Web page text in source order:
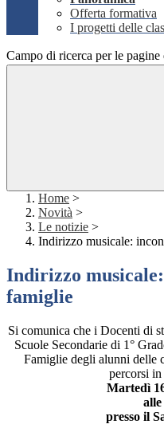
Offerta formativa
I progetti delle
Campo di ricerca per le pagine
Home >
Novità >
Le notizie >
Indirizzo musicale:
Indirizzo
famiglie
Si comunica che i Docenti di
Scuole Secondarie di 1°
Famiglie degli alunni delle
percorsi
Martedì
alle
presso il